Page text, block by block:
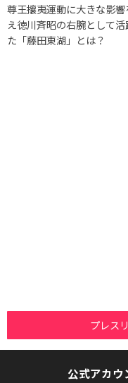
尊王攘夷運動に大きな影響
え徳川斉昭の右腕として活
た「藤田東湖」とは？
プレス
公式アカウ